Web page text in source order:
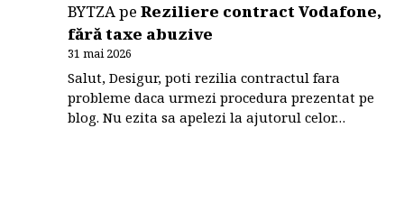
BYTZApeReziliere contract Vodafone,
fără taxe abuzive
31 mai 2026
Salut, Desigur, poti rezilia contractul fara
probleme daca urmezi procedura prezentat pe
blog. Nu ezita sa apelezi la ajutorul celor…